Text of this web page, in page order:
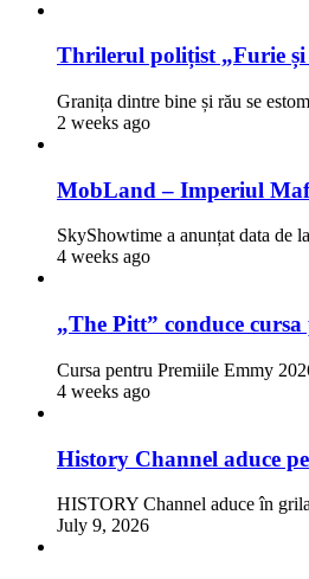
Thrilerul polițist „Furie și
Granița dintre bine și rău se
2 weeks ago
MobLand – Imperiul
SkyShowtime a anunțat data de
4 weeks ago
„The Pitt” conduce
Cursa pentru Premiile Emmy
4 weeks ago
History Channel aduce
HISTORY Channel aduce în
July 9, 2026